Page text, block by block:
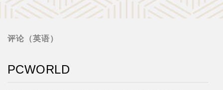
评论（英语）
PCWORLD